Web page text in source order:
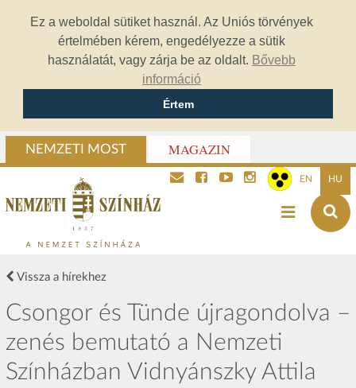
Ez a weboldal sütiket használ. Az Uniós törvények
értelmében kérem, engedélyezze a sütik
használatát, vagy zárja be az oldalt. Bővebb
információ
Értem
NEMZETI MOST MAGAZIN
EN HU
Vissza a hírekhez
Csongor és Tünde újragondolva –
zenés bemutató a Nemzeti
Színházban Vidnyánszky Attila